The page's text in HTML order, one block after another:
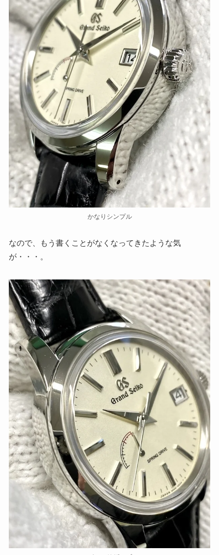
かなりシンプル
なので、もう書くことがなくなってきたような気
が・・・。